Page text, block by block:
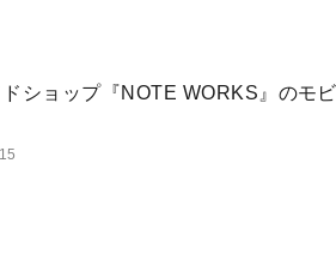
ショップ『NOTE WORKS』のモ